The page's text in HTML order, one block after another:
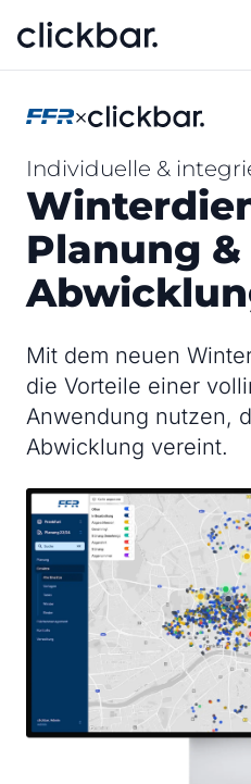
×
Individuelle &
Planung &
Mit dem neuen
die Vorteile einer
Anwendung nutzen,
Abwicklung vereint.